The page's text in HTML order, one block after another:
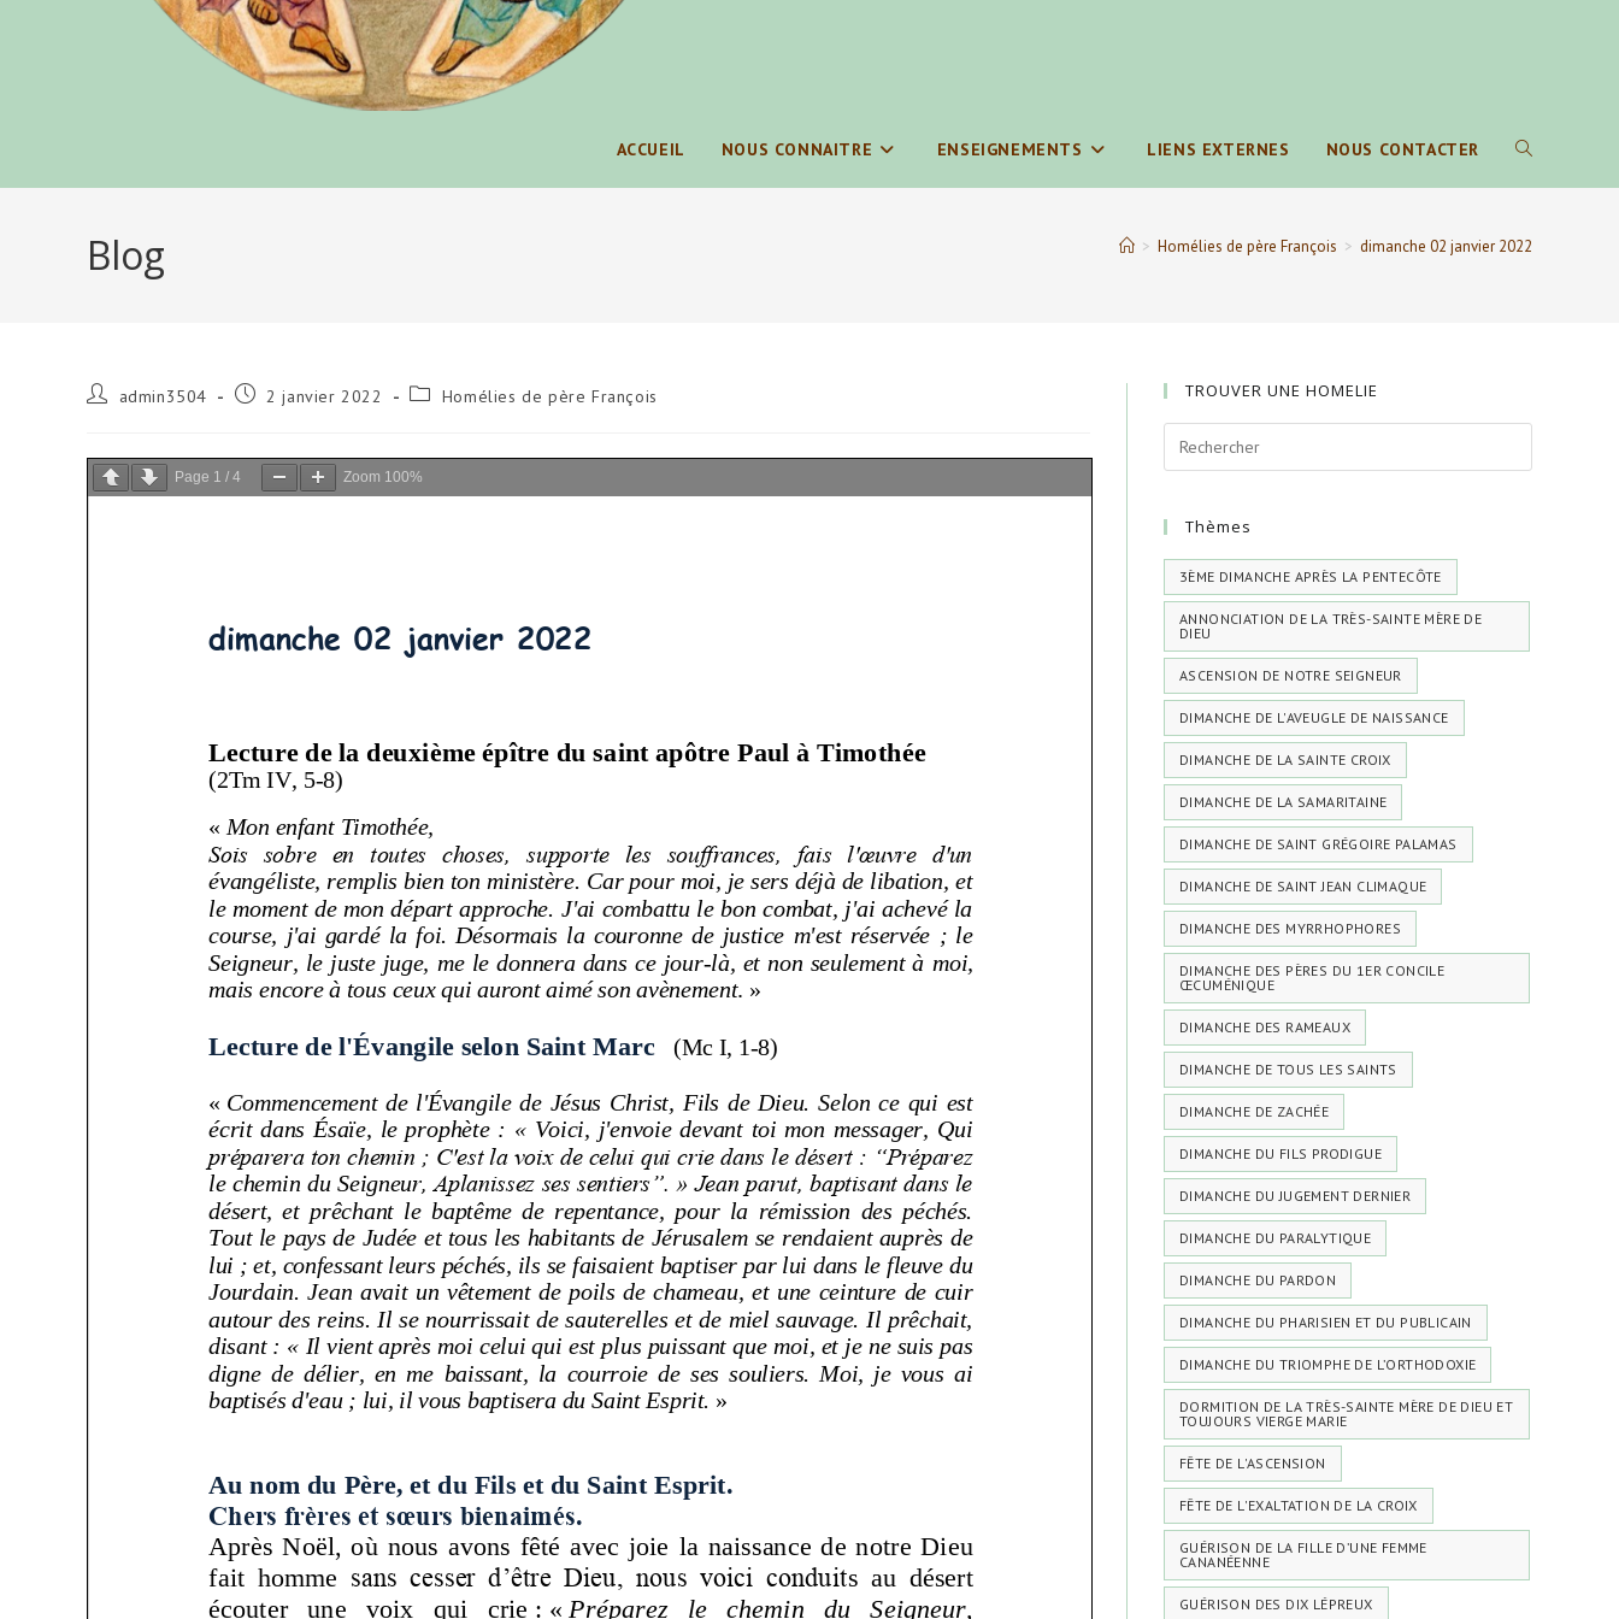
ACCUEIL NOUS CONNAITRE ENSEIGNEMENTS LIENS EXTERNES NOUS CONTACTER TOGGLE
Blog > Homélies de père François > dimanche 02 janvier 2022
Auteur/autrice
publication :
admin3504
Publication
2 janvier 2022
Post Homélies de père François
Page 1 / 4 Zoom 100%
TROUVER UNE HOMELIE
Thèmes
3ÈME DIMANCHE APRÈS LA PENTECÔTE
ANNONCIATION DE LA TRÈS-SAINTE MÈRE DE
DIEU
ASCENSION DE NOTRE SEIGNEUR
DIMANCHE DE L'AVEUGLE DE NAISSANCE
DIMANCHE DE LA SAINTE CROIX
DIMANCHE DE LA SAMARITAINE
DIMANCHE DE SAINT GRÉGOIRE PALAMAS
DIMANCHE DE SAINT JEAN CLIMAQUE
DIMANCHE DES MYRRHOPHORES
DIMANCHE DES PÈRES DU 1ER CONCILE
ŒCUMÉNIQUE
DIMANCHE DES RAMEAUX
DIMANCHE DE TOUS LES SAINTS
DIMANCHE DE ZACHÉE
DIMANCHE DU FILS PRODIGUE
DIMANCHE DU JUGEMENT DERNIER
DIMANCHE DU PARALYTIQUE
DIMANCHE DU PARDON
DIMANCHE DU PHARISIEN ET DU PUBLICAIN
DIMANCHE DU TRIOMPHE DE L’ORTHODOXIE
DORMITION DE LA TRÈS-SAINTE MÈRE DE DIEU ET
TOUJOURS VIERGE MARIE
FÊTE DE L'ASCENSION
FÊTE DE L'EXALTATION DE LA CROIX
GUÉRISON DE LA FILLE D’UNE FEMME
CANANÉENNE
GUÉRISON DES DIX LÉPREUX